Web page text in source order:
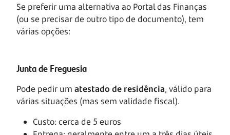
Se preferir uma alternativa ao Portal das Finanças
(ou se precisar de outro tipo de documento), tem
várias opções:
Junta de Freguesia
Pode pedir um atestado de residência, válido para
várias situações (mas sem validade fiscal).
Custo: cerca de 5 euros